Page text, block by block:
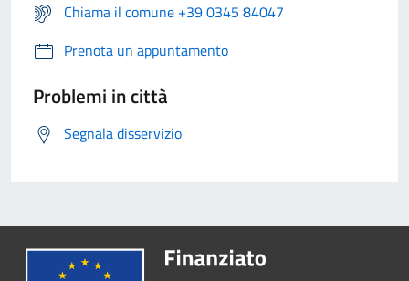
Chiama il comune +39 0345 84047
Prenota un appuntamento
Problemi in città
Segnala disservizio